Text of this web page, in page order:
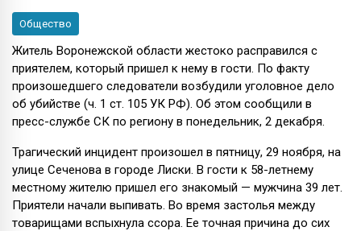
Общество
Житель Воронежской области жестоко расправился с
приятелем, который пришел к нему в гости. По факту
произошедшего следователи возбудили уголовное дело
об убийстве (ч. 1 ст. 105 УК РФ). Об этом сообщили в
пресс-службе СК по региону в понедельник, 2 декабря.
Трагический инцидент произошел в пятницу, 29 ноября, на
улице Сеченова в городе Лиски. В гости к 58-летнему
местному жителю пришел его знакомый — мужчина 39 лет.
Приятели начали выпивать. Во время застолья между
товарищами вспыхнула ссора. Ее точная причина до сих